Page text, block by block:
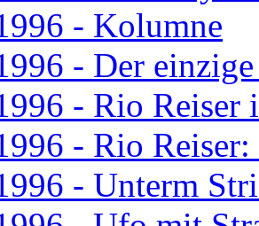
- Kolumne
- Der
- Rio Reiser
- Rio
- Unterm